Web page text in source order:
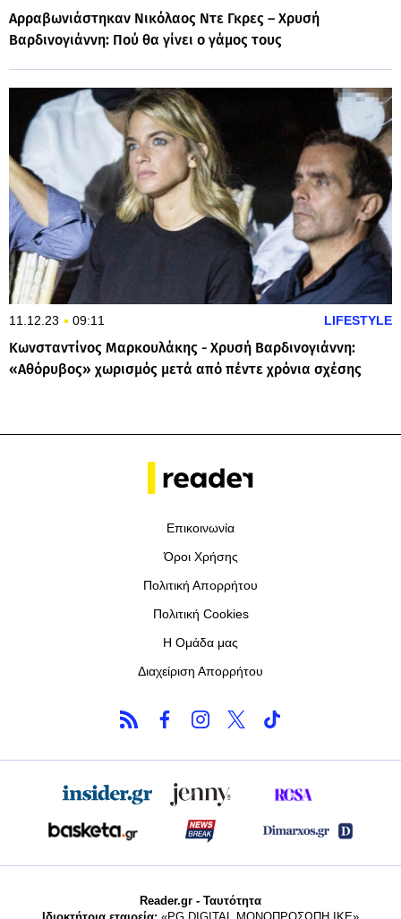
Αρραβωνιάστηκαν Νικόλαος Ντε Γκρες – Χρυσή
Βαρδινογιάννη: Πού θα γίνει ο γάμος τους
11.12.23 09:11 LIFESTYLE
Κωνσταντίνος Μαρκουλάκης - Χρυσή Βαρδινογιάννη:
«Αθόρυβος» χωρισμός μετά από πέντε χρόνια σχέσης
Επικοινωνία
Όροι Χρήσης
Πολιτική Απορρήτου
Πολιτική Cookies
Η Ομάδα μας
Διαχείριση Απορρήτου
Reader.gr - Ταυτότητα